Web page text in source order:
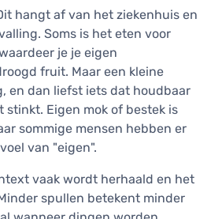
hangt af van het ziekenhuis en
Soms is het eten voor
je je eigen
fruit. Maar een kleine
en dan liefst iets dat houdbaar
stinkt. Eigen mok of bestek is
sommige mensen hebben er
van "eigen".
vaak wordt herhaald en het
spullen betekent minder